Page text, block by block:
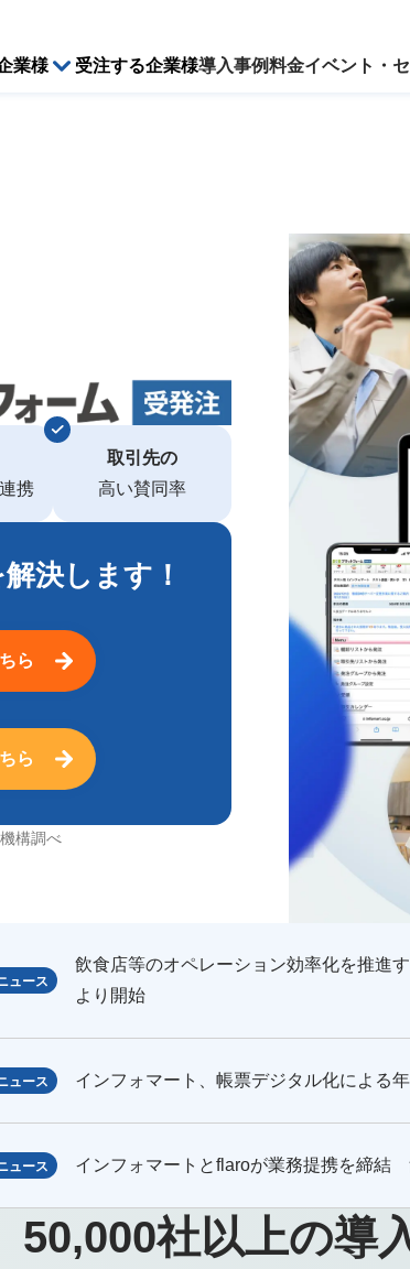
業様 受注する企業様導入事例料金イベント・
携
取引先の
高い賛同率
決します！
ら
ら
構調べ
ュース
飲食店等のオペレーション効率化を推進
より開始
ュース インフォマート、帳票デジタル化による
ュース インフォマートとflaroが業務提携を締結
50,000社以上の導